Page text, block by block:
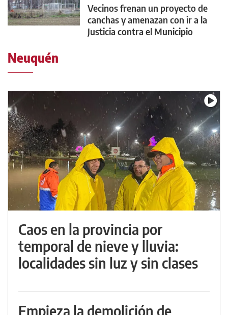
Vecinos frenan un proyecto de
canchas y amenazan con ir a la
Justicia contra el Municipio
Neuquén
Caos en la provincia por
temporal de nieve y lluvia:
localidades sin luz y sin clases
Empieza la demolición de